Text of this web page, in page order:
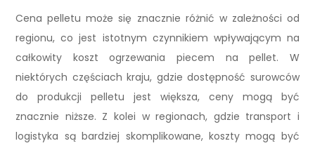
Cena pelletu może się znacznie różnić w zależności od
regionu, co jest istotnym czynnikiem wpływającym na
całkowity koszt ogrzewania piecem na pellet. W
niektórych częściach kraju, gdzie dostępność surowców
do produkcji pelletu jest większa, ceny mogą być
znacznie niższe. Z kolei w regionach, gdzie transport i
logistyka są bardziej skomplikowane, koszty mogą być